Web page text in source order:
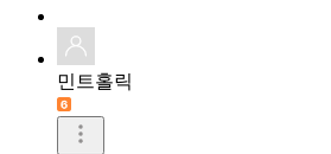
민트홀릭